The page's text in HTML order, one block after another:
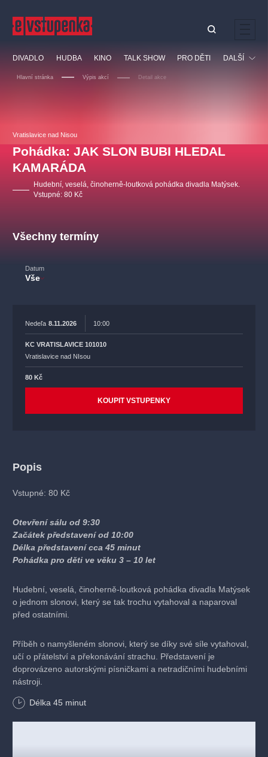
DIVADLO HUDBA KINO TALK SHOW PRO DĚTI DALŠÍ
Vzdělávací
Hlavní stránka Výpis akcí Detail akce
Vratislavice nad Nisou
Pohádka: JAK SLON BUBI HLEDAL
KAMARÁDA
Hudební, veselá, činoherně-loutková pohádka divadla Matýsek.
Vstupné: 80 Kč
Všechny termíny
Datum
Vše
Nedeľa 8.11.2026 10:00
KC VRATISLAVICE 101010
Vratislavice nad NIsou
80 Kč
KOUPIT VSTUPENKY
Popis
Vstupné: 80 Kč
Otevření sálu od 9:30
Začátek představení od 10:00
Délka představení cca 45 minut
Pohádka pro děti ve věku 3 – 10 let
Hudební, veselá, činoherně-loutková pohádka divadla Matýsek
o jednom slonovi, který se tak trochu vytahoval a naparoval
před ostatními.
Příběh o namyšleném slonovi, který se díky své síle vytahoval,
učí o přátelství a překonávání strachu. Představení je
doprovázeno autorskými písničkami a netradičními hudebními
nástroji.
Délka 45 minut
Nejnavštěvovanější
doporučujeme